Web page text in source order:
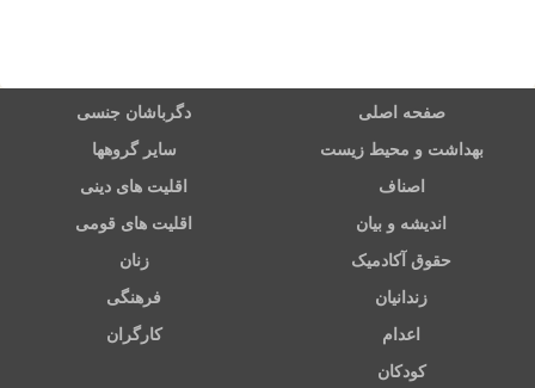
صفحه اصلی دگرباشان جنسی
بهداشت و محیط زیست سایر گروهها
اصناف اقلیت های دینی
اندیشه و بیان اقلیت های قومی
حقوق آکادمیک زنان
زندانیان فرهنگی
اعدام کارگران
کودکان